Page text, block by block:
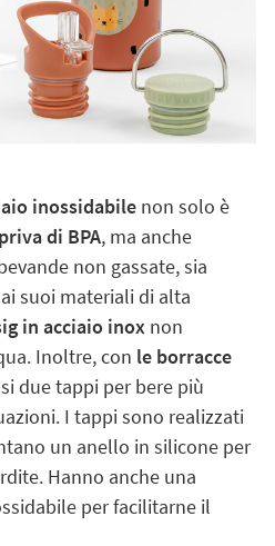
inossidabilenon solo è
di BPA, ma anche
non gassate, sia
suoi materiali di alta
in acciaio inox non
Inoltre, con le borracce
due tappi per bere più
I tappi sono realizzati
un anello in silicone per
Hanno anche una
per facilitarne il